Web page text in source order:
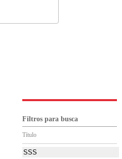
Filtros para busca
Título